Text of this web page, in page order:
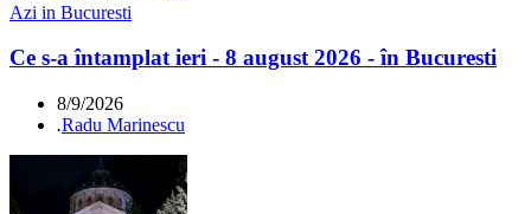
Azi in Bucuresti
Ce s-a întamplat ieri - 8 august 2026 - în Bucuresti
8/9/2026
.Radu Marinescu